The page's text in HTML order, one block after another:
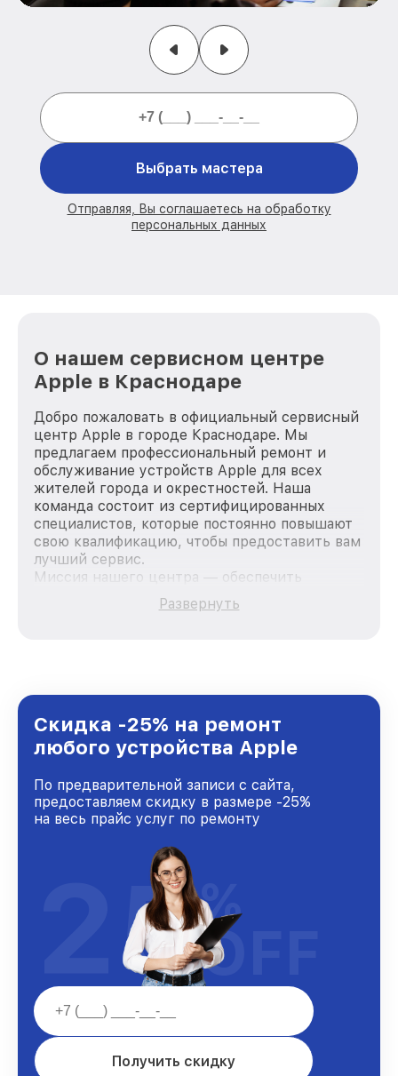
Выбрать мастера
Отправляя, Вы соглашаетесь на обработку
персональных данных
О нашем сервисном центре
Apple в Краснодаре
Добро пожаловать в официальный сервисный
центр Apple в городе Краснодаре. Мы
предлагаем профессиональный ремонт и
обслуживание устройств Apple для всех
жителей города и окрестностей. Наша
команда состоит из сертифицированных
специалистов, которые постоянно повышают
свою квалификацию, чтобы предоставить вам
лучший сервис.
Миссия нашего центра — обеспечить
качественный и доступный ремонт для
каждого пользователя продукции Apple, вне
Краснодаре, постоянно повышая уровень
доверия и лояльности наших клиентов.
Развернуть
Скидка -25% на ремонт
любого устройства Apple
По предварительной записи с сайта,
предоставляем скидку в размере -25%
на весь прайс услуг по ремонту
Получить скидку
25%
OFF